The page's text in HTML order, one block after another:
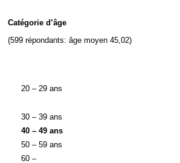
Catégorie d’âge
(599 répondants: âge moyen 45,02)
20 – 29 ans
30 – 39 ans
40 – 49 ans
50 – 59 ans
60 –